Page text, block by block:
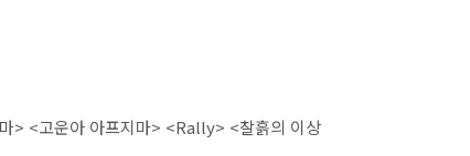
> <고운아 아프지마> <Rally> <찰흙의 이상